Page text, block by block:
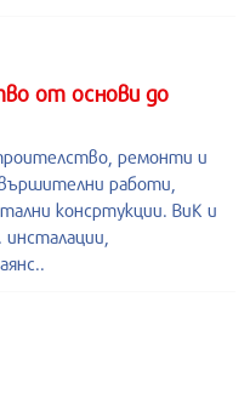
от основи до
ремонти и
работи,
консртукции. ВиК и
инсталации,